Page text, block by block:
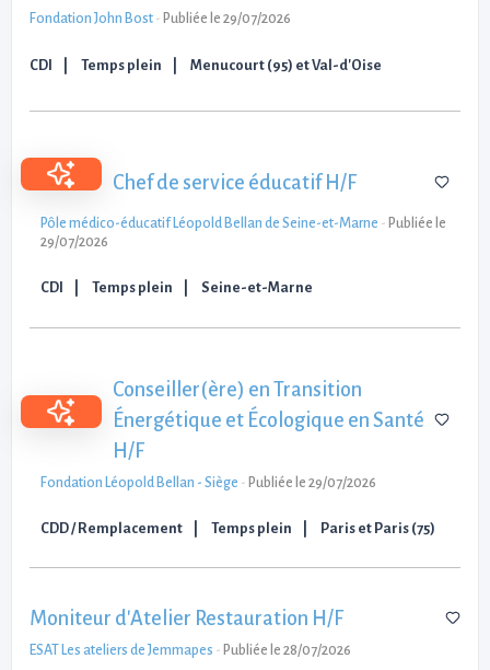
Fondation John Bost - Publiée le 29/07/2026
CDI Temps plein Menucourt (95) et Val-d'Oise
Chef de service éducatif H/F
Pôle médico-éducatif Léopold Bellan de Seine-et-Marne - Publiée le
29/07/2026
CDI Temps plein Seine-et-Marne
Conseiller(ère) en Transition
Énergétique et Écologique en Santé
H/F
Fondation Léopold Bellan - Siège - Publiée le 29/07/2026
CDD / Remplacement Temps plein Paris et Paris (75)
Moniteur d'Atelier Restauration H/F
ESAT Les ateliers de Jemmapes - Publiée le 28/07/2026